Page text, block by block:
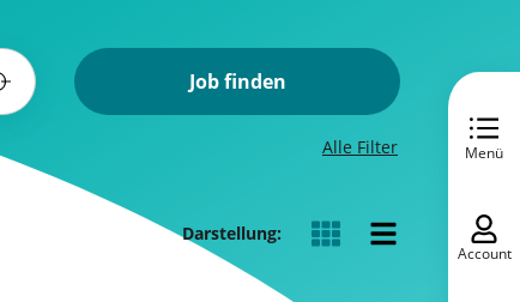
Job finden
Alle Filter
Darstellung:
Menü
Account